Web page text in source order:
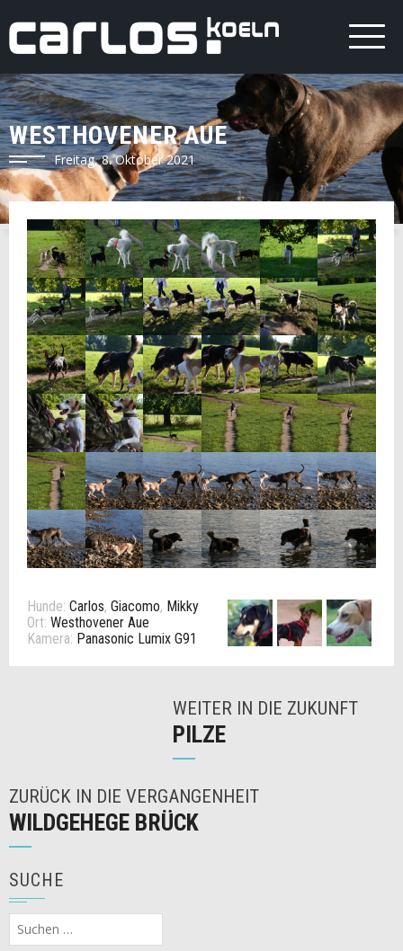
WESTHOVENER AUE
Freitag, 8. Oktober 2021
Hunde: Carlos, Giacomo, Mikky
Ort: Westhovener Aue
Kamera: Panasonic Lumix G91
WEITER IN DIE ZUKUNFT
PILZE
ZURÜCK IN DIE VERGANGENHEIT
WILDGEHEGE BRÜCK
SUCHE
Suchen
nach: